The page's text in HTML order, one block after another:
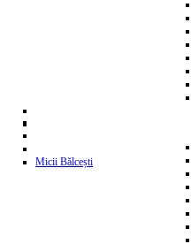
Micii Bălcești